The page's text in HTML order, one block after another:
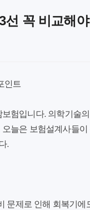
선 꼭 비교해
인트
험입니다. 의학기술
늘은 보험설계사들
.
문제로 인해 회복기